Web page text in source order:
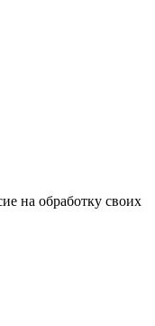
на обработку своих